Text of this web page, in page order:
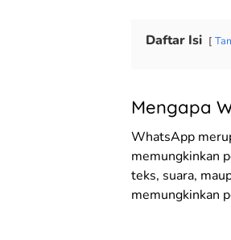
Daftar Isi
Mengapa
WhatsApp
memungkinkan
teks, suara,
memungkinkan